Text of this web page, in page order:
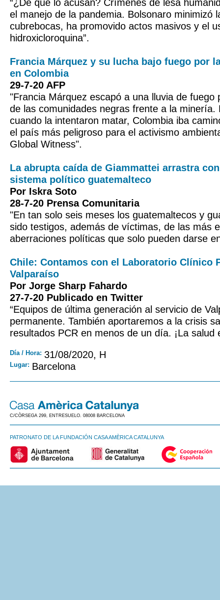
“¿De qué lo acusan? Crímenes de lesa
el manejo de la pandemia. Bolsonaro minimizó
cubrebocas, ha promovido actos masivos y el
hidroxicloroquina”.
Francia Márquez y su lucha bajo fuego por
en Colombia
29-7-20 AFP
"Francia Márquez escapó a una lluvia de fuego
de las comunidades negras frente a la minería.
cuando la intentaron matar, Colombia iba
el país más peligroso para el activismo
Global Witness".
La abrupta caída de Giammattei arrastra
sistema político guatemalteco
Por Iskra Soto
28-7-20 Prensa Comunitaria
"En tan solo seis meses los guatemaltecos y
sido testigos, además de víctimas, de las más
aberraciones políticas que solo pueden darse
Chile: Contamos con el Laboratorio Clínico
Valparaíso
Por Jorge Sharp Fahardo
27-7-20 Publicado en Twitter
“Equipos de última generación al servicio de
permanente. También aportaremos a la crisis
resultados PCR en menos de un día. ¡La salud
Día / Hora: 31/08/2020, H
Lugar: Barcelona
C/CÒRSEGA 299, ENTRESUELO. 08008 BARCELONA
PATRONATO DE LA FUNDACIÓN CASA AMÈRICA CATALUNYA